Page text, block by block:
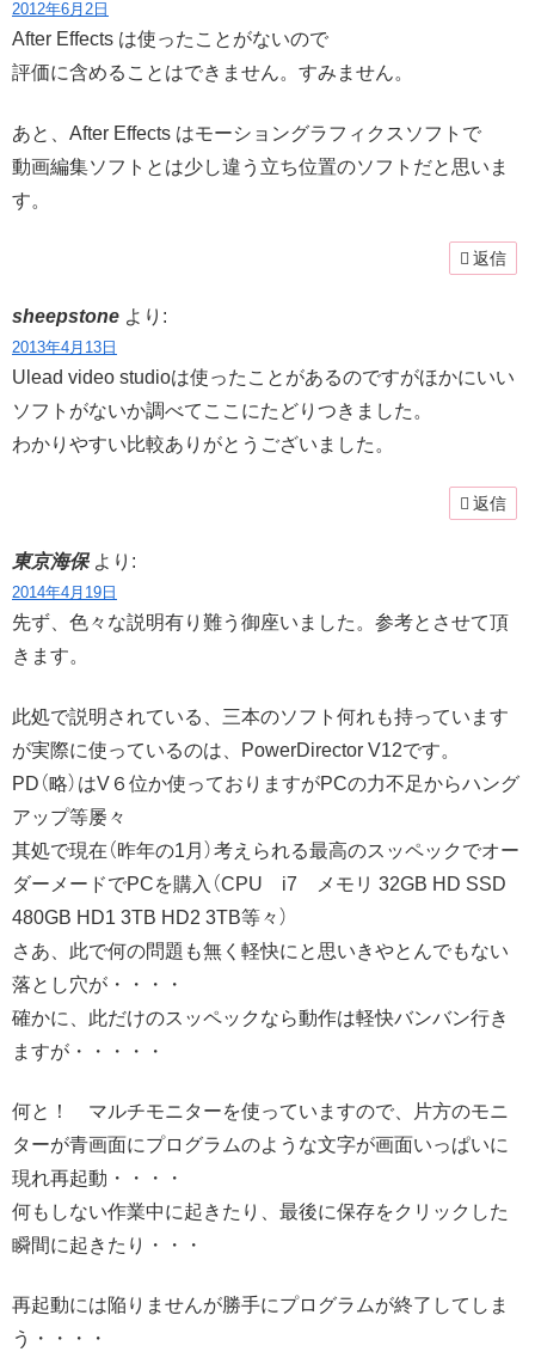
2012年6月2日
After Effects は使ったことがないので
評価に含めることはできません。すみません。
あと、After Effects はモーショングラフィクスソフトで
動画編集ソフトとは少し違う立ち位置のソフトだと思いま
す。
返信
sheepstone より:
2013年4月13日
Ulead video studioは使ったことがあるのですがほかにいい
ソフトがないか調べてここにたどりつきました。
わかりやすい比較ありがとうございました。
返信
東京海保 より:
2014年4月19日
先ず、色々な説明有り難う御座いました。参考とさせて頂
きます。
此処で説明されている、三本のソフト何れも持っています
が実際に使っているのは、PowerDirector V12です。
PD（略）はV６位か使っておりますがPCの力不足からハング
アップ等屡々
其処で現在（昨年の1月）考えられる最高のスッペックでオー
ダーメードでPCを購入（CPU i7 メモリ 32GB HD SSD
480GB HD1 3TB HD2 3TB等々）
さあ、此で何の問題も無く軽快にと思いきやとんでもない
落とし穴が・・・・
確かに、此だけのスッペックなら動作は軽快バンバン行き
ますが・・・・・
何と！ マルチモニターを使っていますので、片方のモニ
ターが青画面にプログラムのような文字が画面いっぱいに
現れ再起動・・・・
何もしない作業中に起きたり、最後に保存をクリックした
瞬間に起きたり・・・
再起動には陥りませんが勝手にプログラムが終了してしま
う・・・・